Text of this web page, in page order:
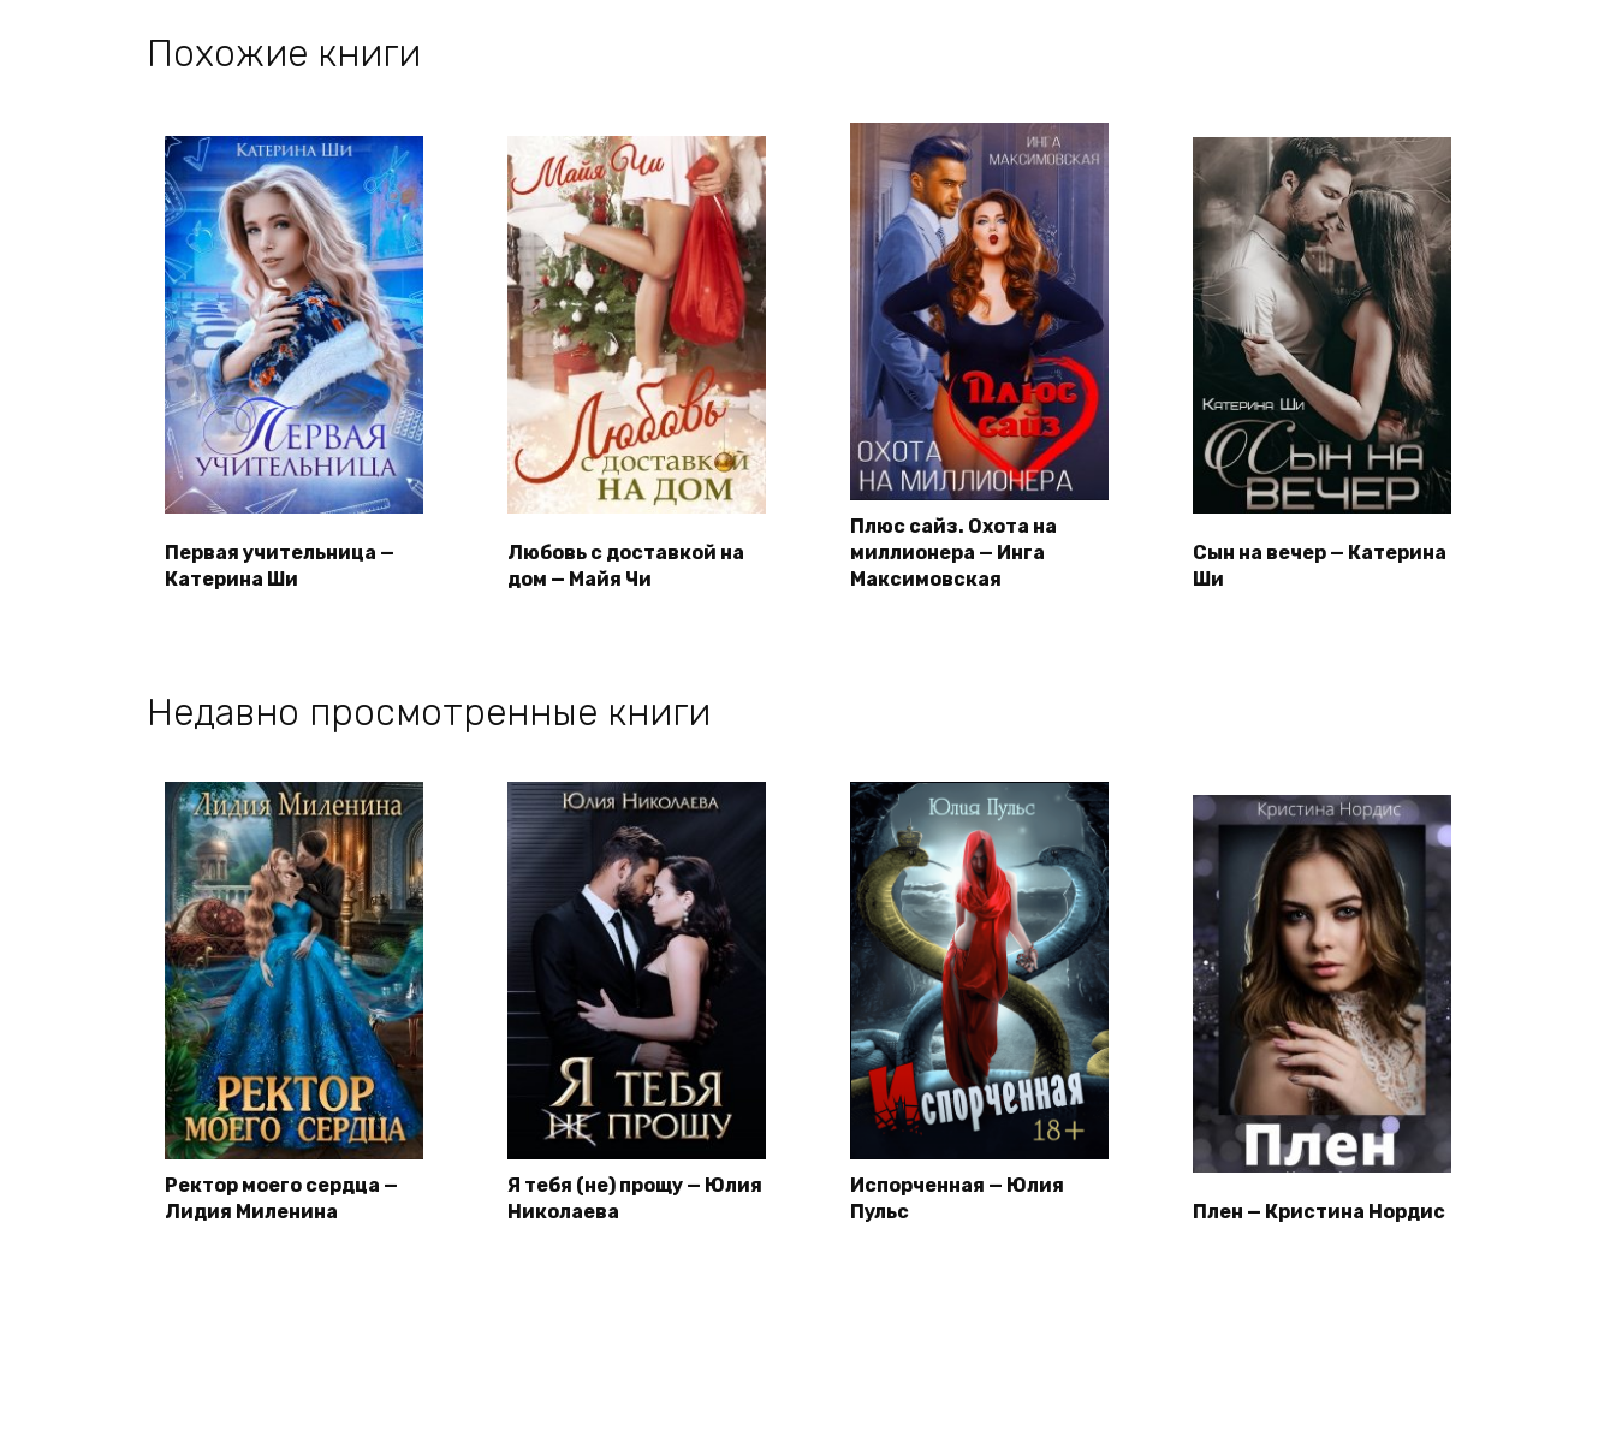
Похожие книги
Первая учительница —
Катерина Ши
Любовь с доставкой на
дом — Майя Чи
Плюс сайз. Охота на
миллионера — Инга
Максимовская
Сын на вечер — Катерина
Ши
Недавно просмотренные книги
Ректор моего сердца —
Лидия Миленина
Я тебя (не) прощу — Юлия
Николаева
Испорченная — Юлия
Пульс
Плен — Кристина Нордис